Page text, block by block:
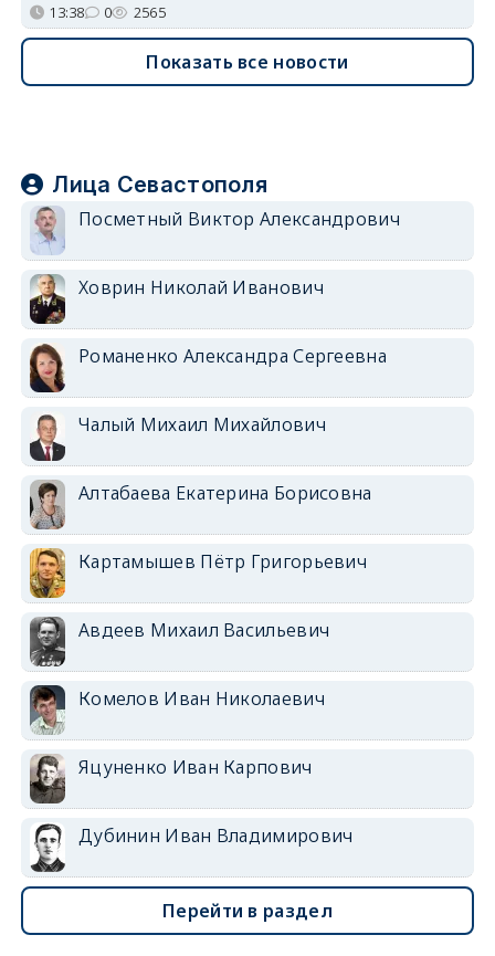
13:38 0 2565
Показать все новости
Лица Севастополя
Посметный Виктор Александрович
Ховрин Николай Иванович
Романенко Александра Сергеевна
Чалый Михаил Михайлович
Алтабаева Екатерина Борисовна
Картамышев Пётр Григорьевич
Авдеев Михаил Васильевич
Комелов Иван Николаевич
Яцуненко Иван Карпович
Дубинин Иван Владимирович
Перейти в раздел